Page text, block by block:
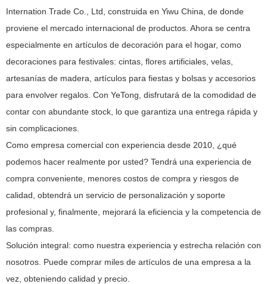
Internation Trade Co., Ltd, construida en Yiwu China, de donde
proviene el mercado internacional de productos. Ahora se centra
especialmente en artículos de decoración para el hogar, como
decoraciones para festivales: cintas, flores artificiales, velas,
artesanías de madera, artículos para fiestas y bolsas y accesorios
para envolver regalos. Con YeTong, disfrutará de la comodidad de
contar con abundante stock, lo que garantiza una entrega rápida y
sin complicaciones.
Como empresa comercial con experiencia desde 2010, ¿qué
podemos hacer realmente por usted? Tendrá una experiencia de
compra conveniente, menores costos de compra y riesgos de
calidad, obtendrá un servicio de personalización y soporte
profesional y, finalmente, mejorará la eficiencia y la competencia de
las compras.
Solución integral: como nuestra experiencia y estrecha relación con
nosotros. Puede comprar miles de artículos de una empresa a la
vez, obteniendo calidad y precio.